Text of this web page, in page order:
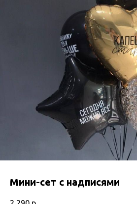
Мини-сет с надписями